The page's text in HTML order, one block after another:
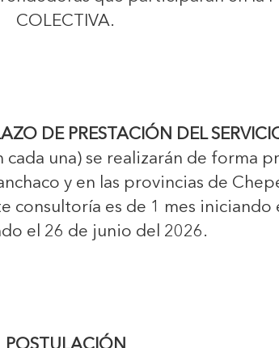
COLECTIVA.
DE PRESTACIÓN DEL
cada una) se realizarán de forma
y en las provincias de
consultoría es de 1 mes iniciando
el 26 de junio del 2026.